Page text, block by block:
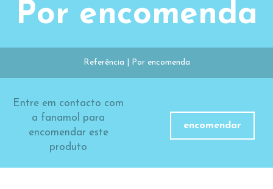
Por encomenda
Referência | Por encomenda
Entre em contacto com
a fanamol para
encomendar este
produto
encomendar